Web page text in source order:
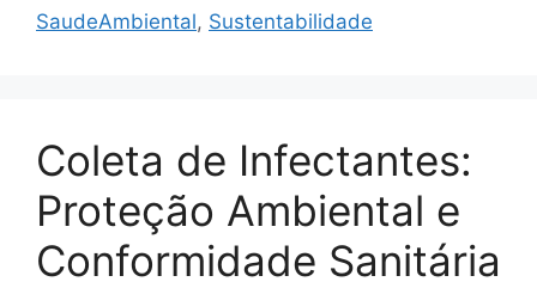
SaudeAmbiental, Sustentabilidade
Coleta de Infectantes:
Proteção Ambiental e
Conformidade Sanitária